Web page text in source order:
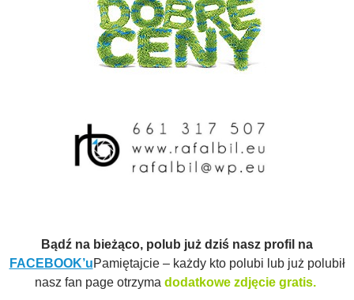
Bądź na bieżąco, polub już dziś nasz profil na
FACEBOOK’uPamiętajcie – każdy kto polubi lub już polubił
nasz fan page otrzyma dodatkowe zdjęcie gratis.